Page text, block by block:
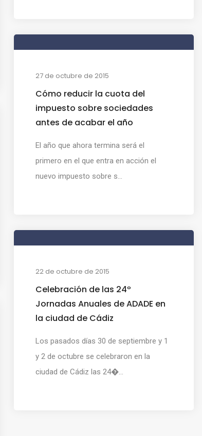
27 de octubre de 2015
Cómo reducir la cuota del
impuesto sobre sociedades
antes de acabar el año
El año que ahora termina será el
primero en el que entra en acción el
nuevo impuesto sobre s...
22 de octubre de 2015
Celebración de las 24º
Jornadas Anuales de ADADE en
la ciudad de Cádiz
Los pasados días 30 de septiembre y 1
y 2 de octubre se celebraron en la
ciudad de Cádiz las 24�...